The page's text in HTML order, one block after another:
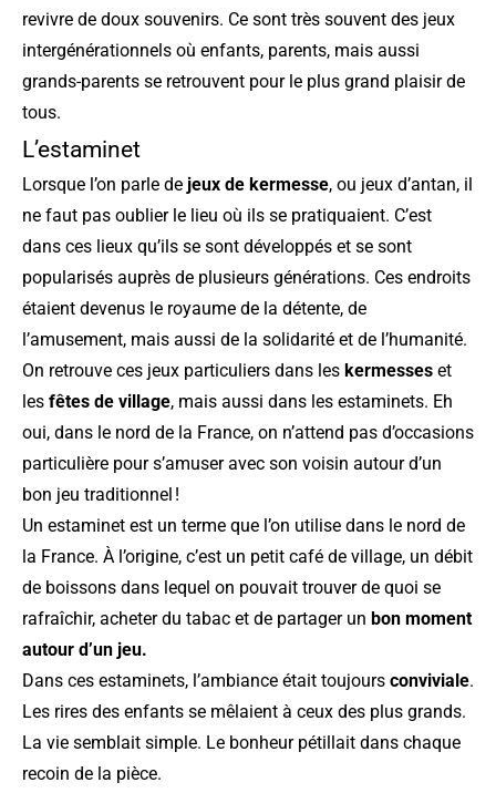
revivre de doux souvenirs. Ce sont très souvent des jeux
intergénérationnels où enfants, parents, mais aussi
grands-parents se retrouvent pour le plus grand plaisir de
tous.
L’estaminet
Lorsque l’on parle de jeux de kermesse, ou jeux d’antan, il
ne faut pas oublier le lieu où ils se pratiquaient. C’est
dans ces lieux qu’ils se sont développés et se sont
popularisés auprès de plusieurs générations. Ces endroits
étaient devenus le royaume de la détente, de
l’amusement, mais aussi de la solidarité et de l’humanité.
On retrouve ces jeux particuliers dans les kermesses et
les fêtes de village, mais aussi dans les estaminets. Eh
oui, dans le nord de la France, on n’attend pas d’occasions
particulière pour s’amuser avec son voisin autour d’un
bon jeu traditionnel !
Un estaminet est un terme que l’on utilise dans le nord de
la France. À l’origine, c’est un petit café de village, un débit
de boissons dans lequel on pouvait trouver de quoi se
rafraîchir, acheter du tabac et de partager un bon moment
autour d’un jeu.
Dans ces estaminets, l’ambiance était toujours conviviale.
Les rires des enfants se mêlaient à ceux des plus grands.
La vie semblait simple. Le bonheur pétillait dans chaque
recoin de la pièce.